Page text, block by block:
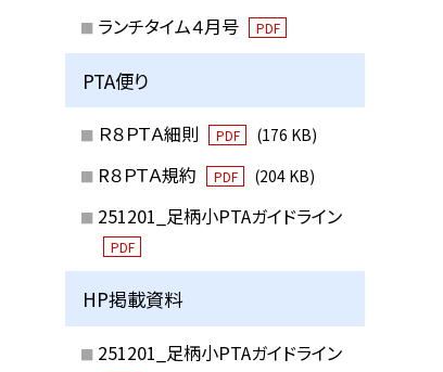
ランチタイム４月号 PDF
PTA便り
Ｒ８ＰＴＡ細則 PDF (176 KB)
R８ＰＴＡ規約 PDF (204 KB)
251201_足柄小PTAガイドライン
PDF
HP掲載資料
251201_足柄小PTAガイドライン